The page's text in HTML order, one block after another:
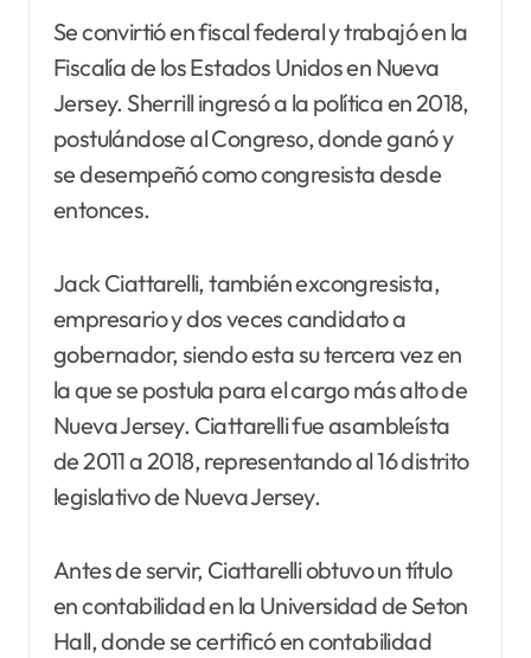
Se convirtió en fiscal federal y trabajó en la
Fiscalía de los Estados Unidos en Nueva
Jersey. Sherrill ingresó a la política en 2018,
postulándose al Congreso, donde ganó y
se desempeñó como congresista desde
entonces.
Jack Ciattarelli, también excongresista,
empresario y dos veces candidato a
gobernador, siendo esta su tercera vez en
la que se postula para el cargo más alto de
Nueva Jersey. Ciattarelli fue asambleísta
de 2011 a 2018, representando al 16 distrito
legislativo de Nueva Jersey.
Antes de servir, Ciattarelli obtuvo un título
en contabilidad en la Universidad de Seton
Hall, donde se certificó en contabilidad